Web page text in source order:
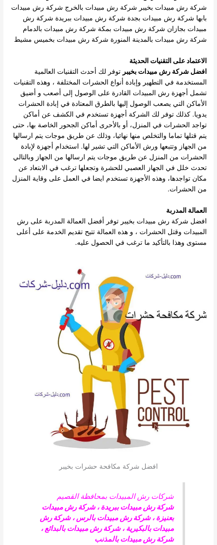
شركة رش مبيدات بخيبر شركة رش مبيدات بالخرج شركة رش مبيدات
بابها شركة رش مبيدات بجدة شركة رش مبيدات ببريدة شركة رش
مبيدات بجازان شركة رش مبيدات بمكة شركة رش مبيدات بالدمام
شركة رش مبيدات بالمدينة المنورة شركة رش مبيدات بخميس مشيط
الاعتماد على التقنيات الحديثة
افضل شركة رش مبيدات بخيبر توفر لك أحدث التقنيات العالمية
المستخدمة في التطهير وإبادة أنواع الحشرات المختلفة ، وهذه التقنيات
تشمل أجهزة رش المبيدات القادرة على الوصول إلى أصعب و أضيق
الأماكن التي يصعب الوصول إليها بالطرق المعتادة في إبادة الحشرات
يدويا. كذلك توفر لك الشركة أجهزة تستخدم في الكشف عن أماكن
تواجد الحشرات في المنزل، أو بالأحرى أماكن الجحور الخاصة بها، حتى
يتم قتلها تماما والتخلص منها نهائيا، وذلك عن طريق موجات يتم ارسالها
من الجهاز وتتبعها ورش الأماكن التي تشير لها. استخدام أجهزة لإبادة
الحشرات من المنزل عن طريق موجات يتم ارسالها من الجهاز وبالتالي
تحدث خلل في الجهاز العصبي للحشرة وتجعلها ترغب في الابتعاد عن
مكان تواجدها، وهذه الأجهزة تستخدم ايضا في العمل على وقاية المنزل
من الحشرات.
العمالة المدربة
افضل شركة رش مبيدات بخيبر توفر أفضل العمالة المدربة على رش
المبيدات وقتل الحشرات ، و هذه العمالة تتيح تقديم الخدمة على أعلى
مستوى وهذا بالتأكيد ما ترغب في الحصول عليه.
افضل شركة مكافحة حشرات بخيبر
شركات رش المبيدات بمحافظة القصيم
شركة رش مبيدات ببريدة،شركة رش مبيدات
بعنيزة،شركة رش مبيدات بالرس،شركة رش
مبيدات بالبكيرية،شركة رش مبيدات بالبدائع،
شركة رش مبيدات بالمذنب